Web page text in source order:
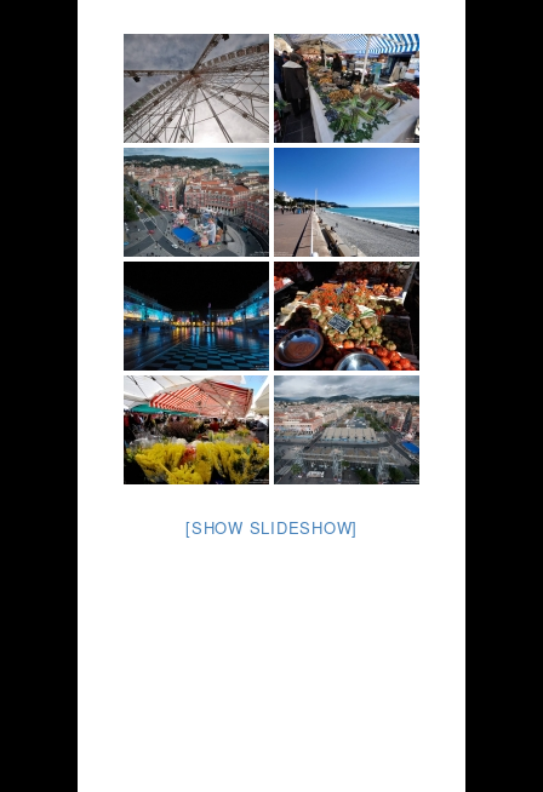
[SHOW SLIDESHOW]